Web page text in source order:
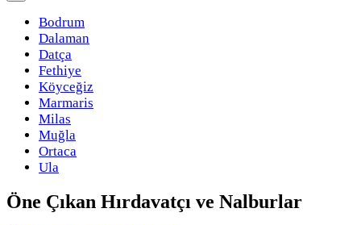
Bodrum
Dalaman
Datça
Fethiye
Köyceğiz
Marmaris
Milas
Muğla
Ortaca
Ula
Öne Çıkan Hırdavatçı ve Nalburlar